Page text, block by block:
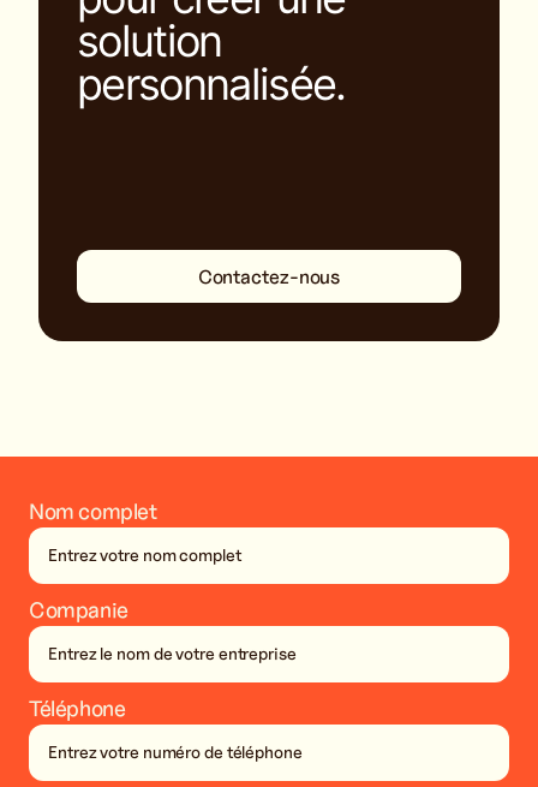
solution
personnalisée.
Contactez-nous
Contact
Contact
Nom complet
Companie
Téléphone